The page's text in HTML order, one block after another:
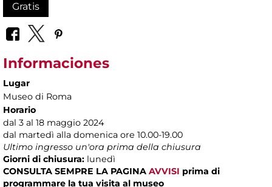
Gratis
Informaciones
Lugar
Museo di Roma
Horario
dal 3 al 18 maggio 2024
dal martedì alla domenica ore 10.00-19.00
Ultimo ingresso un'ora prima della chiusura
Giorni di chiusura: lunedì
CONSULTA SEMPRE LA PAGINA AVVISI prima di
programmare la tua visita al museo